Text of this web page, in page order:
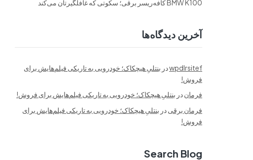
BMW K100 کافه‌ریسر برقی؛ سکوتی که غافلگیرتان می‌کند
آخرین دیدگاه‌ها
wpdlrsitefدر بنتلیِ هیچکاک؛ خودرویی به تاریکی فیلم‌هایش برای
فروش!
فرماندر بنتلیِ هیچکاک؛ خودرویی به تاریکی فیلم‌هایش برای فروش!
فرمان برقیدر بنتلیِ هیچکاک؛ خودرویی به تاریکی فیلم‌هایش برای
فروش!
Search Blog